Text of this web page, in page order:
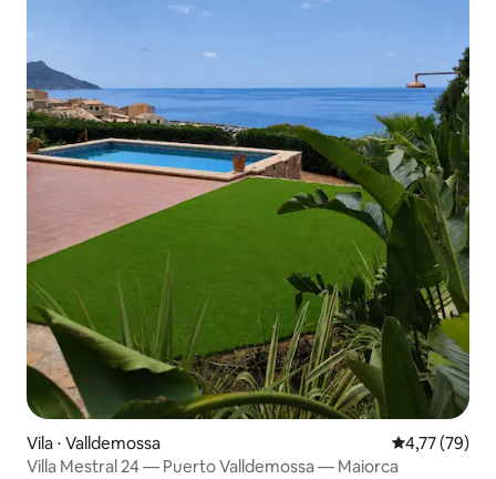
Vila ⋅ Valldemossa 4,77 de uma
4,77 (79)
Villa Mestral 24 — Puerto Valldemossa — Maiorca